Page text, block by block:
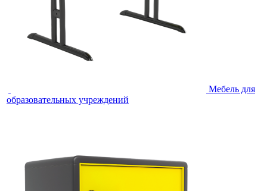
Мебель для
образовательных учреждений